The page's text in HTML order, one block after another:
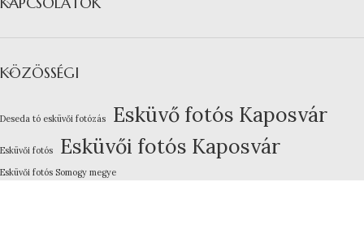
KÖZÖSSÉGI
Deseda tó esküvői fotózás Esküvő fotós Kaposvár
Esküvői fotós Esküvői fotós Kaposvár
Esküvői fotós Somogy megye